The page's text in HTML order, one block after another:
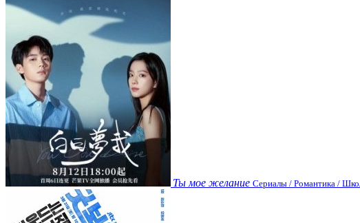
Ты мое желание Сериалы / Романтика /